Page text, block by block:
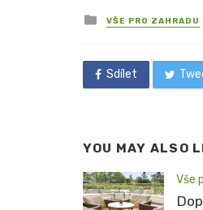
Posted
in
VŠE PRO ZAHRADU
Sdílet
YOU MAY ALSO
Vše